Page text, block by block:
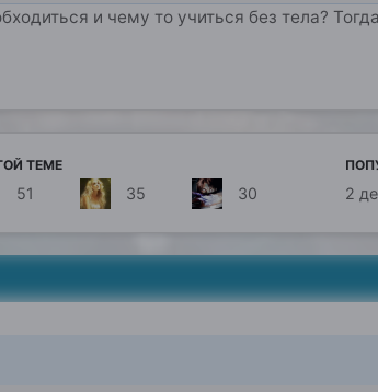
и чему то учиться без тела?
ТЕМЕ
51 35 30 2